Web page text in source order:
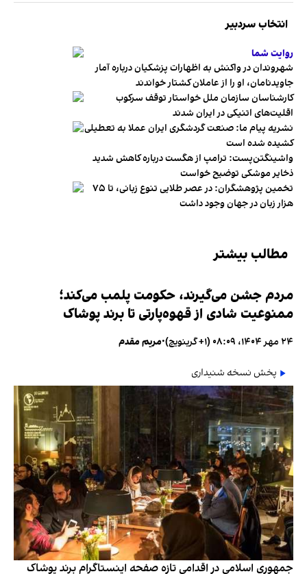
انتخاب سردبیر
روایت شما
شهروندان در واکنش به اظهارات پزشکیان درباره آمار
جاویدنامان، او را از عاملان کشتار خواندند
کارشناسان سازمان ملل خواستار توقف سرکوب
اقلیت‌های اتنیکی در ایران شدند
نشریه پیام ما: صنعت گردشگری ایران عملا به تعطیلی
کشیده شده است
واشینگتن‌پست: ترامپ از هگست درباره کاهش شدید
ذخایر موشکی توضیح خواست
تخمین پژوهشگران: در عصر طلایی تنوع زبانی، تا ۷۵
هزار زبان در جهان وجود داشت
مطالب بیشتر
مردم جشن می‌گیرند، حکومت پلمب می‌کند؛
ممنوعیت شادی از قهوه‌پارتی تا برند پوشاک
۲۴ مهر ۱۴۰۴، ۰۸:۰۹ (‎+۱ گرینویچ) •مریم مقدم
پخش نسخه شنیداری
جمهوری اسلامی در اقدامی تازه صفحه اینستاگرام برند پوشاک